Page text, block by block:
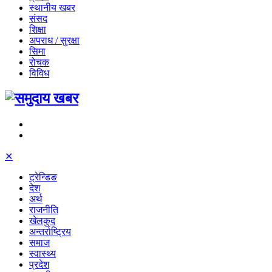
स्थानीय खबर
संसद
शिक्षा
अपराध / सुरक्षा
सिमा
रोचक
विविध
✕
ट्रेन्डिङ
देश
अर्थ
राजनीति
खेलकुद
अन्तर्राष्ट्रिय
समाज
स्वास्थ्य
प्रदेश